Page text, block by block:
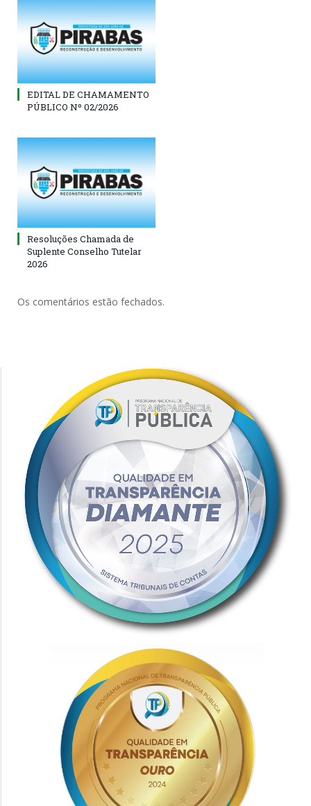
EDITAL DE CHAMAMENTO
PÚBLICO Nº 02/2026
Resoluções Chamada de
Suplente Conselho Tutelar
2026
Os comentários estão fechados.